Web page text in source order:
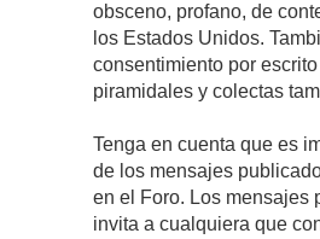
obsceno, profano, de
los Estados Unidos.
consentimiento por
piramidales y colectas
Tenga en cuenta que es
de los mensajes
en el Foro. Los mensajes
invita a cualquiera que